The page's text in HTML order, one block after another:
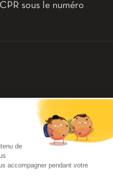
de
accompagner pendant votre
sous le numéro